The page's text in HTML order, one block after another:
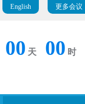
更多会议
English
00 天 00 时